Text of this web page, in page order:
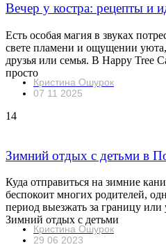
Вечер у костра: рецепты и
Есть особая магия в звуках
свете пламени и ощущении уюта,
друзья или семья. В Happy Tree
просто
Кристина Ошурок
07 11 2025
14
Зимний отдых с детьми в
Куда отправиться на зимние
беспокоит многих родителей,
период выезжать за границу или
Зимний отдых с детьми
Кристина Ошурок
29 06 2023